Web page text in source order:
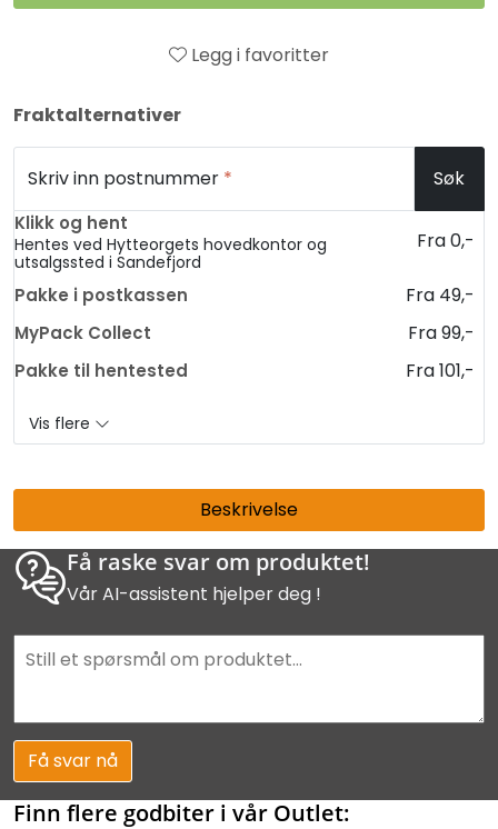
Legg i favoritter
Fraktalternativer
Skriv inn postnummer * Søk
Klikk og hent
Hentes ved Hytteorgets hovedkontor og
utsalgssted i Sandefjord
Fra 0,-
Pakke i postkassen Fra 49,-
MyPack Collect Fra 99,-
Pakke til hentested Fra 101,-
Vis flere
Beskrivelse
Få raske svar om produktet!
Vår AI-assistent hjelper deg !
Få svar nå
Finn flere godbiter i vår Outlet: